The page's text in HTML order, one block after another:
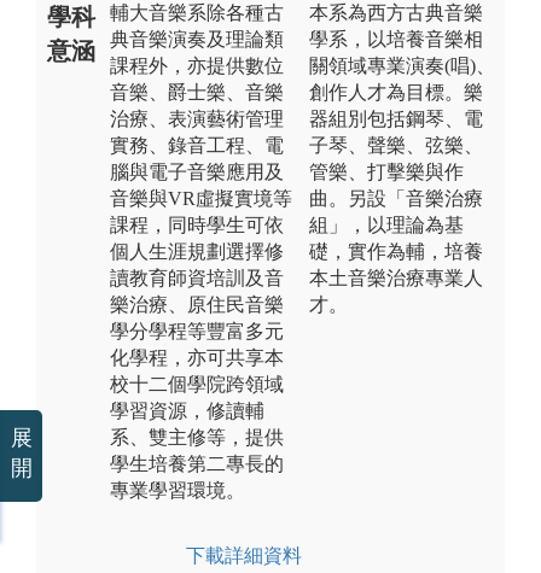
學科
意涵
輔大音樂系除各種古
典音樂演奏及理論類
課程外，亦提供數位
音樂、爵士樂、音樂
治療、表演藝術管理
實務、錄音工程、電
腦與電子音樂應用及
音樂與VR虛擬實境等
課程，同時學生可依
個人生涯規劃選擇修
讀教育師資培訓及音
樂治療、原住民音樂
學分學程等豐富多元
化學程，亦可共享本
校十二個學院跨領域
學習資源，修讀輔
系、雙主修等，提供
學生培養第二專長的
專業學習環境。
下載詳細資料
本系為西方古典音樂
學系，以培養音樂相
關領域專業演奏(唱)、
創作人才為目標。樂
器組別包括鋼琴、電
子琴、聲樂、弦樂、
管樂、打擊樂與作
曲。另設「音樂治療
組」，以理論為基
礎，實作為輔，培養
本土音樂治療專業人
才。
展
開